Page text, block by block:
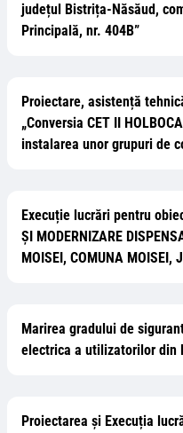
județul Bistrița-Năsăud,
Principală, nr. 404B”
Proiectare, asistență
„Conversia CET II
instalarea unor grupuri de
Execuție lucrări pentru
ȘI MODERNIZARE
MOISEI, COMUNA MOISEI,
Marirea gradului de
electrica a utilizatorilor din
Proiectarea și Execuția